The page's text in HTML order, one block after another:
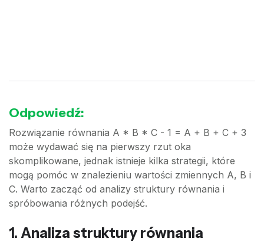
Odpowiedź:
Rozwiązanie równania A * B * C - 1 = A + B + C + 3
może wydawać się na pierwszy rzut oka
skomplikowane, jednak istnieje kilka strategii, które
mogą pomóc w znalezieniu wartości zmiennych A, B i
C. Warto zacząć od analizy struktury równania i
spróbowania różnych podejść.
1. Analiza struktury równania